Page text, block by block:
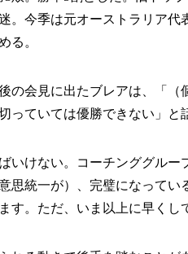
。今季は元オーストラリア
る。
の会見に出たブレアは、「（
っていては優勝できない」と
いけない。コーチンググル
思統一が）、完璧になって
す。ただ、いま以上に早くし